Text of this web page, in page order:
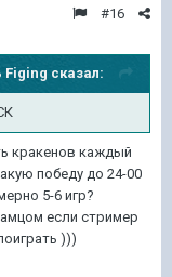
#16
Figing сказал:
кракенов каждый
победу до 24-00
5-6 игр?
если стример
)))